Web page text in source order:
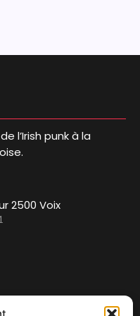
l’Irish punk à la
2500 Voix